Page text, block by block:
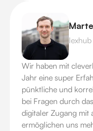
lexhub
Wir haben mit
Jahr eine super
pünktliche und
bei Fragen durch
digitaler Zugang mit
ermöglichen uns